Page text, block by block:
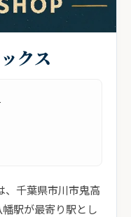
クス
、千葉県市川市鬼高
駅が最寄り駅とし